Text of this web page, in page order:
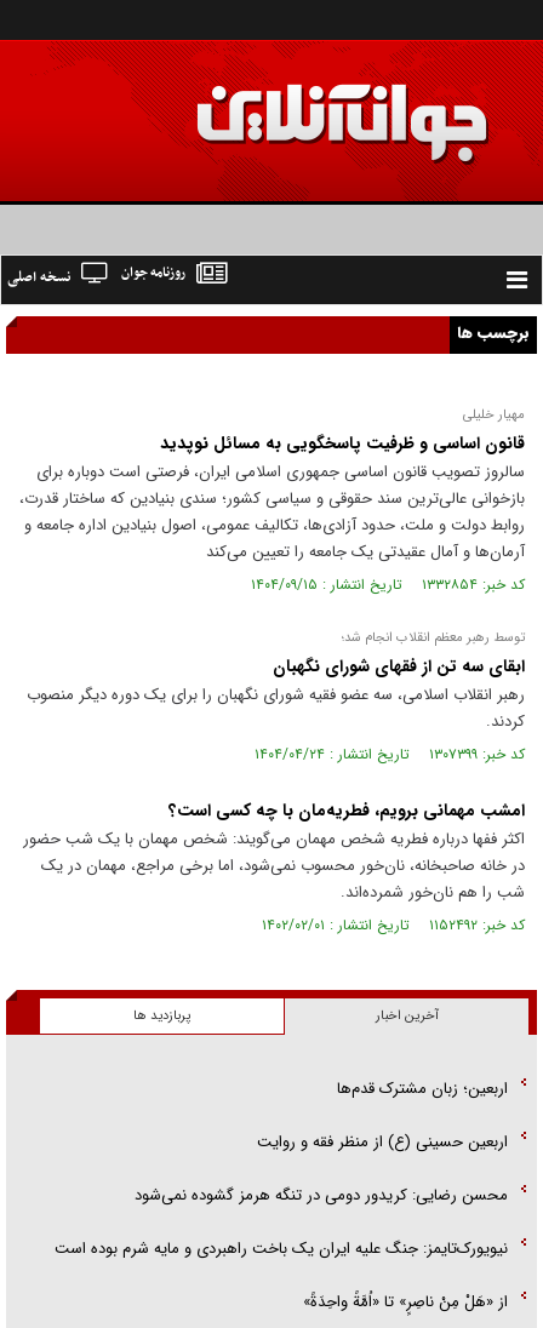
Toggle
navigation
نسخه اصلی روزنامه جوان
برچسب ها
مهیار خلیلی
قانون اساسی و ظرفیت پاسخگویی به مسائل نوپدید
سالروز تصویب قانون اساسی جمهوری اسلامی ایران، فرصتی است دوباره برای
بازخوانی عالی‌ترین سند حقوقی و سیاسی کشور؛ سندی بنیادین که ساختار قدرت،
روابط دولت و ملت، حدود آزادی‌ها، تکالیف عمومی، اصول بنیادین اداره جامعه و
آرمان‌ها و آمال عقیدتی یک جامعه را تعیین می‌کند
کد خبر: ۱۳۳۲۸۵۴ تاریخ انتشار : ۱۴۰۴/۰۹/۱۵
توسط رهبر معظم انقلاب انجام شد؛
ابقای سه تن از فقهای شورای نگهبان
رهبر انقلاب اسلامی، سه عضو فقیه شورای نگهبان را برای یک دوره دیگر منصوب
کردند.
کد خبر: ۱۳۰۷۳۹۹ تاریخ انتشار : ۱۴۰۴/۰۴/۲۴
امشب مهمانی برویم، فطریه‌مان با چه کسی است؟
اکثر ففها درباره فطریه شخص مهمان می‌گویند: شخص مهمان با یک شب حضور
در خانه صاحبخانه، نان‌خور محسوب نمی‌شود، اما برخی مراجع، مهمان در یک
شب را هم نان‌خور شمرده‌اند.
کد خبر: ۱۱۵۲۴۹۲ تاریخ انتشار : ۱۴۰۲/۰۲/۰۱
آخرین اخبار پربازدید ها
اربعین؛ زبان مشترک قدم‌ها
اربعین حسینی (ع) از منظر فقه و روایت
محسن رضایی: کریدور دومی در تنگه هرمز گشوده نمی‌شود
نیویورک‌تایمز: جنگ علیه ایران یک باخت راهبردی و مایه شرم بوده است
از «هَلْ مِنْ ناصِرٍ» تا «اُمَّةً واحِدَةً»